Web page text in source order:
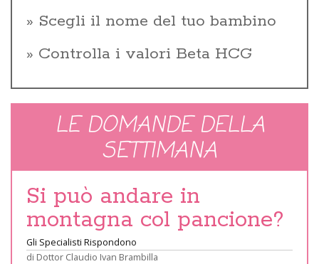
Scegli il nome del tuo bambino
Controlla i valori Beta HCG
LE DOMANDE DELLA
SETTIMANA
Si può andare in
montagna col pancione?
Gli Specialisti Rispondono
di Dottor Claudio Ivan Brambilla